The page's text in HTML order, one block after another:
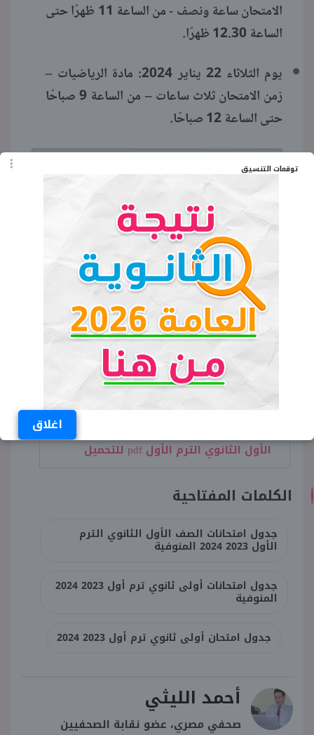
توقعات التنسيق
اغلاق
الامتحان ساعة ونصف - من الساعة 11 ظهرًا حتى
الساعة 12.30 ظهرًا.
يوم الثلاثاء 22 يناير 2024: مادة الرياضيات –
زمن الامتحان ثلاث ساعات – من الساعة 9 صباحًا
حتى الساعة 12 صباحًا.
كتاب المرشد أحياء الصف
الأول الثانوي الترم الأول pdf للتحميل
الكلمات المفتاحية
جدول امتحانات الصف الأول الثانوي الترم
الأول 2023 2024 المنوفية
جدول امتحانات أولى ثانوي ترم أول 2023 2024
المنوفية
جدول امتحان أولى ثانوي ترم أول 2023 2024
أحمد الليثي
صحفي مصري، عضو نقابة الصحفيين